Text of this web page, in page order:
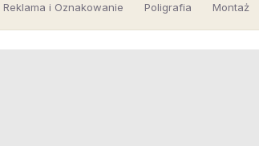
Reklama i Oznakowanie Poligrafia Montaż